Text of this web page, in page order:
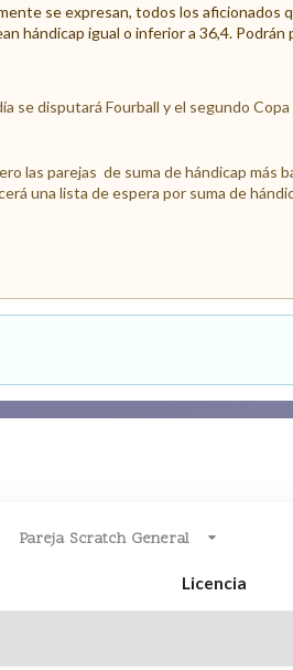
se expresan, todos los aficionados
hándicap igual o inferior a 36,4.
se disputará Fourball y el segundo Copa
las parejas de suma de hándicap más
una lista de espera por suma de
Pareja Scratch General
Licencia